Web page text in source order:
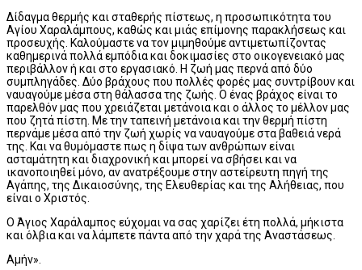
Δίδαγμα θερμής και σταθερής πίστεως, η προσωπικότητα του
Αγίου Χαραλάμπους, καθώς και μιάς επίμονης παρακλήσεως και
προσευχής. Καλούμαστε να τον μιμηθούμε αντιμετωπίζοντας
καθημερινά πολλά εμπόδια και δοκιμασίες στο οικογενειακό μας
περιβάλλον ή και στο εργασιακό. Η ζωή μας περνά από δύο
συμπληγάδες. Δύο βράχους που πολλές φορές μας συντρίβουν και
ναυαγούμε μέσα στη θάλασσα της ζωής. Ο ένας βράχος είναι το
παρελθόν μας που χρειάζεται μετάνοια και ο άλλος το μέλλον μας
που ζητά πίστη. Με την ταπεινή μετάνοια και την θερμή πίστη
περνάμε μέσα από την ζωή χωρίς να ναυαγούμε στα βαθειά νερά
της. Και να θυμόμαστε πως η δίψα των ανθρώπων είναι
ασταμάτητη και διαχρονική και μπορεί να σβήσει και να
ικανοποιηθεί μόνο, αν ανατρέξουμε στην αστείρευτη πηγή της
Αγάπης, της Δικαιοσύνης, της Ελευθερίας και της Αλήθειας, που
είναι ο Χριστός.
Ο Άγιος Χαράλαμπος εύχομαι να σας χαρίζει έτη πολλά, μήκιστα
και όλβια και να λάμπετε πάντα από την χαρά της Αναστάσεως.
Αμήν».